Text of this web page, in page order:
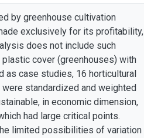
by greenhouse cultivation
exclusively for its profitability,
does not include such
cover (greenhouses) with
as case studies, 16 horticultural
standardized and weighted
in economic dimension,
had large critical points.
limited possibilities of variation